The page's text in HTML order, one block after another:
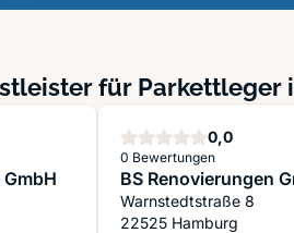
für Parkettleger
0,0Sterne
0 Bewertungen
BS Renovierungen
Warnstedtstraße 8
22525 Hamburg